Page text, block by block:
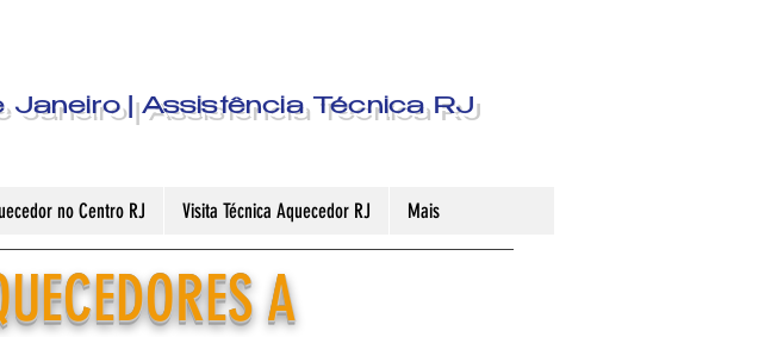
| Assistência Técnica RJ
no Centro RJ Visita Técnica Aquecedor RJ Mais
A